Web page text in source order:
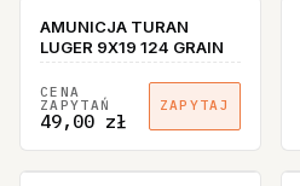
AMUNICJA TURAN
LUGER 9X19 124 GRAIN
CENA
ZAPYTAŃ
49,00 zł
ZAPYTAJ